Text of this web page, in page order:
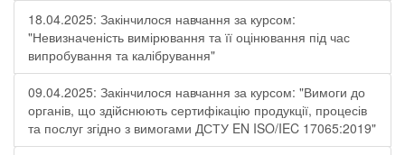
18.04.2025: Закінчилося навчання за курсом:
"Невизначеність вимірювання та її оцінювання під час
випробування та калібрування"
09.04.2025: Закінчилося навчання за курсом: "Вимоги до
органів, що здійснюють сертифікацію продукції, процесів
та послуг згідно з вимогами ДСТУ EN ISO/IEC 17065:2019"